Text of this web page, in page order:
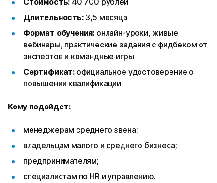
Длительность: 3,5 месяца
Формат обучения: онлайн-уроки, живые
вебинары, практические задания с фидбеком от
экспертов и командные игры
Сертификат: официальное удостоверение о
повышении квалификации
Кому подойдет:
менеджерам среднего звена;
владельцам малого и среднего бизнеса;
предпринимателям;
специалистам по HR и управлению.